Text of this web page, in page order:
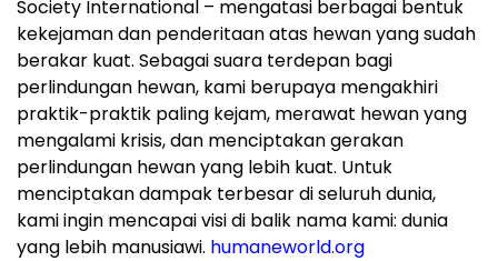
Society International – mengatasi berbagai bentuk
kekejaman dan penderitaan atas hewan yang sudah
berakar kuat. Sebagai suara terdepan bagi
perlindungan hewan, kami berupaya mengakhiri
praktik-praktik paling kejam, merawat hewan yang
mengalami krisis, dan menciptakan gerakan
perlindungan hewan yang lebih kuat. Untuk
menciptakan dampak terbesar di seluruh dunia,
kami ingin mencapai visi di balik nama kami: dunia
yang lebih manusiawi. humaneworld.org